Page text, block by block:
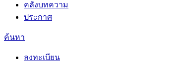
คลังบทความ
ประกาศ
ค้นหา
ลงทะเบียน